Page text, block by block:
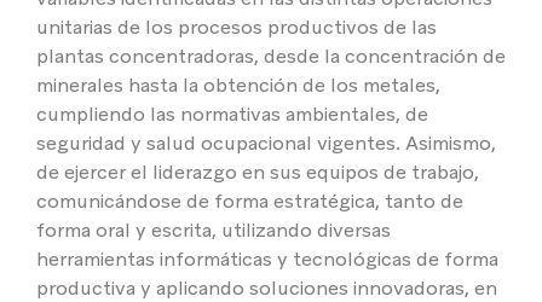
unitarias de los procesos productivos de las
plantas concentradoras, desde la concentración de
minerales hasta la obtención de los metales,
cumpliendo las normativas ambientales, de
seguridad y salud ocupacional vigentes. Asimismo,
de ejercer el liderazgo en sus equipos de trabajo,
comunicándose de forma estratégica, tanto de
forma oral y escrita, utilizando diversas
herramientas informáticas y tecnológicas de forma
productiva y aplicando soluciones innovadoras, en